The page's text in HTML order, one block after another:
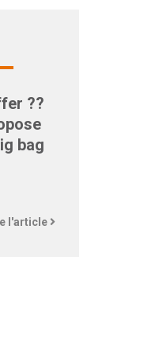
??
bag
l'article